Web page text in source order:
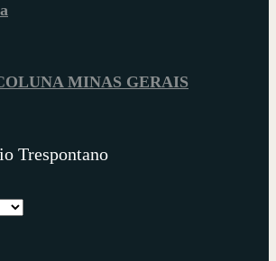
MINAS GERAIS
Trespontano